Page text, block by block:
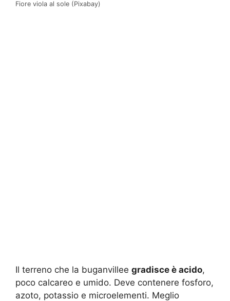
Fiore viola al sole (Pixabay)
Il terreno che la buganvillee gradisce è acido,
poco calcareo e umido. Deve contenere fosforo,
azoto, potassio e microelementi. Meglio